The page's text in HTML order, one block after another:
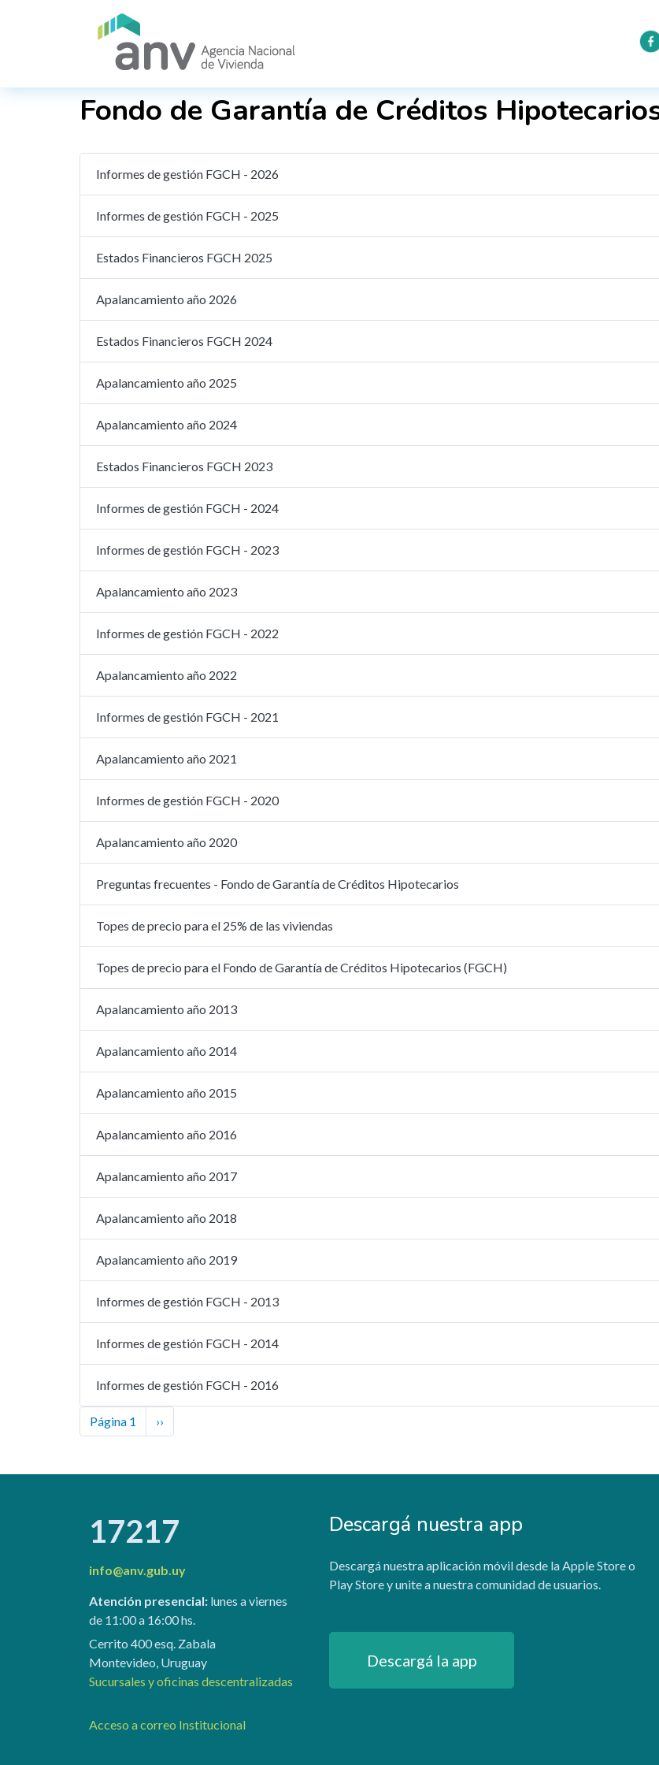
Fondo de Garantía de Créditos
Informes de gestión FGCH - 2026
Informes de gestión FGCH - 2025
Estados Financieros FGCH 2025
Apalancamiento año 2026
Estados Financieros FGCH 2024
Apalancamiento año 2025
Apalancamiento año 2024
Estados Financieros FGCH 2023
Informes de gestión FGCH - 2024
Informes de gestión FGCH - 2023
Apalancamiento año 2023
Informes de gestión FGCH - 2022
Apalancamiento año 2022
Informes de gestión FGCH - 2021
Apalancamiento año 2021
Informes de gestión FGCH - 2020
Apalancamiento año 2020
Preguntas frecuentes - Fondo de Garantía de Créditos Hipotecarios
Topes de precio para el 25% de las viviendas
Topes de precio para el Fondo de Garantía de Créditos Hipotecarios (FGCH)
Apalancamiento año 2013
Apalancamiento año 2014
Apalancamiento año 2015
Apalancamiento año 2016
Apalancamiento año 2017
Apalancamiento año 2018
Apalancamiento año 2019
Informes de gestión FGCH - 2013
Informes de gestión FGCH - 2014
Informes de gestión FGCH - 2016
Paginación
Página 1 Next page
››
17217
info@anv.gub.uy
Atención presencial:lunes a viernes
de 11:00 a 16:00 hs.
Cerrito 400 esq. Zabala
Montevideo, Uruguay
Sucursales y oficinas descentralizadas
Acceso a correo Institucional
Descargá nuestra app
Descargá nuestra aplicación móvil desde la Apple Store o
Play Store y unite a nuestra comunidad de usuarios.
Descargá la app